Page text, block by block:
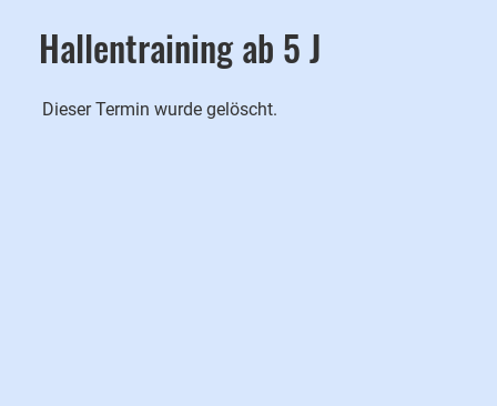
Hallentraining ab 5 J
Dieser Termin wurde gelöscht.